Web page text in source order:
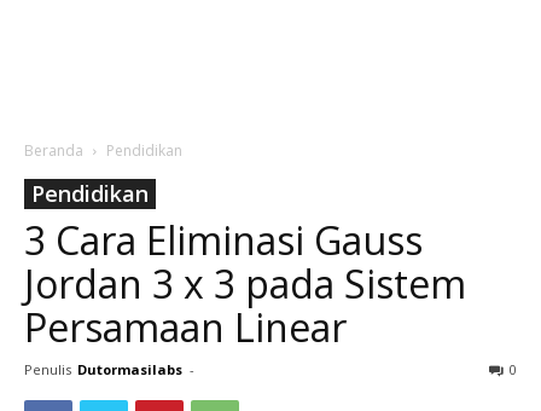
Beranda Pendidikan
Pendidikan
3 Cara Eliminasi Gauss
Jordan 3 x 3 pada Sistem
Persamaan Linear
Penulis Dutormasilabs - 0